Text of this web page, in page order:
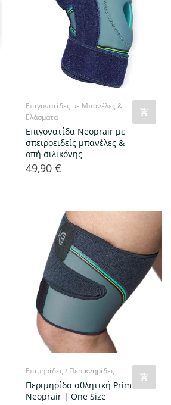
Επιγονατίδες με Μπανέλες &
Ελάσματα
Επιγονατίδα Neoprair με
σπειροειδείς μπανέλες &
οπή σιλικόνης
Τιμή
49,90 €
Επιμηρίδες / Περικνημίδες
Περιμηρίδα αθλητική Prim
Neoprair | One Size